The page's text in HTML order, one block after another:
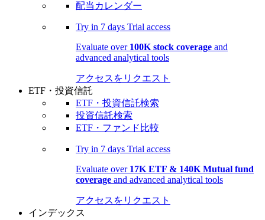
配当カレンダー
Try in 7 days Trial access
Evaluate over 100K stock coverage and
advanced analytical tools
アクセスをリクエスト
ETF・投資信託
ETF・投資信託検索
投資信託検索
ETF・ファンド比較
Try in 7 days Trial access
Evaluate over 17K ETF & 140K Mutual fund
coverage and advanced analytical tools
アクセスをリクエスト
インデックス